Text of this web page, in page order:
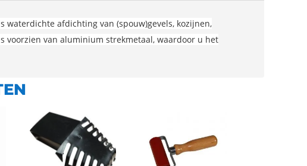
waterdichte afdichting van (spouw)gevels, kozijnen,
voorzien van aluminium strekmetaal, waardoor u het